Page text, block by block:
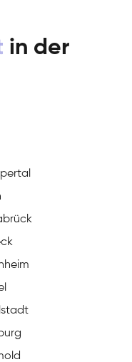
in der